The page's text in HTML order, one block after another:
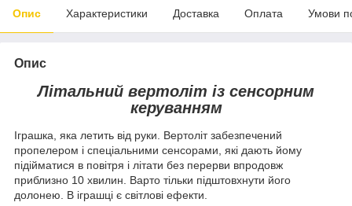
Опис Характеристики Доставка Оплата Умови
Опис
Літальний вертоліт із сенсорним
керуванням
Іграшка, яка летить від руки. Вертоліт забезпечений
пропелером і спеціальними сенсорами, які дають йому
підійматися в повітря і літати без перерви впродовж
приблизно 10 хвилин. Варто тільки підштовхнути його
долонею. В іграшці є світлові ефекти.